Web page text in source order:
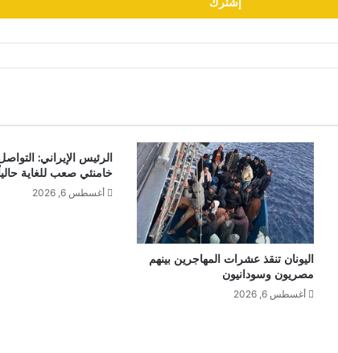
اليونان تنقذ عشرات المهاجرين بينهم
مصريون وسودانيون
أغسطس 6, 2026
الرئيس الإيراني:
خامنئي صعب للغاية
أغسطس 6, 2026